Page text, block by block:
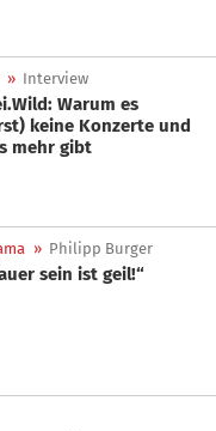
» Interview
keine Konzerte und
mehr gibt
» Philipp Burger
sein ist geil!“